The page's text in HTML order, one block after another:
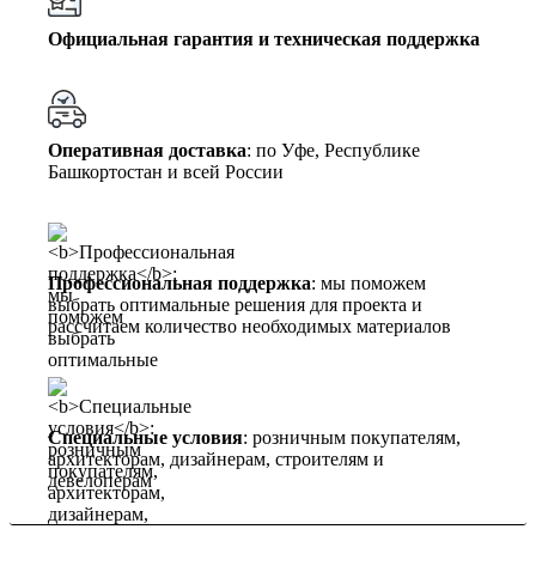
Официальная гарантия и техническая поддержка
Оперативная доставка: по Уфе, Республике
Башкортостан и всей России
Профессиональная поддержка: мы поможем
выбрать оптимальные решения для проекта и
рассчитаем количество необходимых материалов
Специальные условия: розничным покупателям,
архитекторам, дизайнерам, строителям и
девелоперам